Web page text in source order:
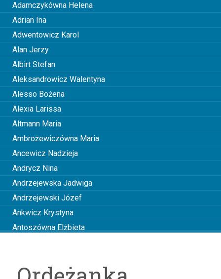
Adamczykówna Helena
Adrian Ina
Adwentowicz Karol
Alan Jerzy
Albirt Stefan
Aleksandrowicz Walentyna
Alesso Bożena
Alexia Larissa
Altmann Maria
Ambrożewiczówna Maria
Ancewicz Nadzieja
Andrycz Nina
Andrzejewska Jadwiga
Andrzejewski Józef
Ankwicz Krystyna
Antoszówna Elżbieta
Arciszewska Wiktoria